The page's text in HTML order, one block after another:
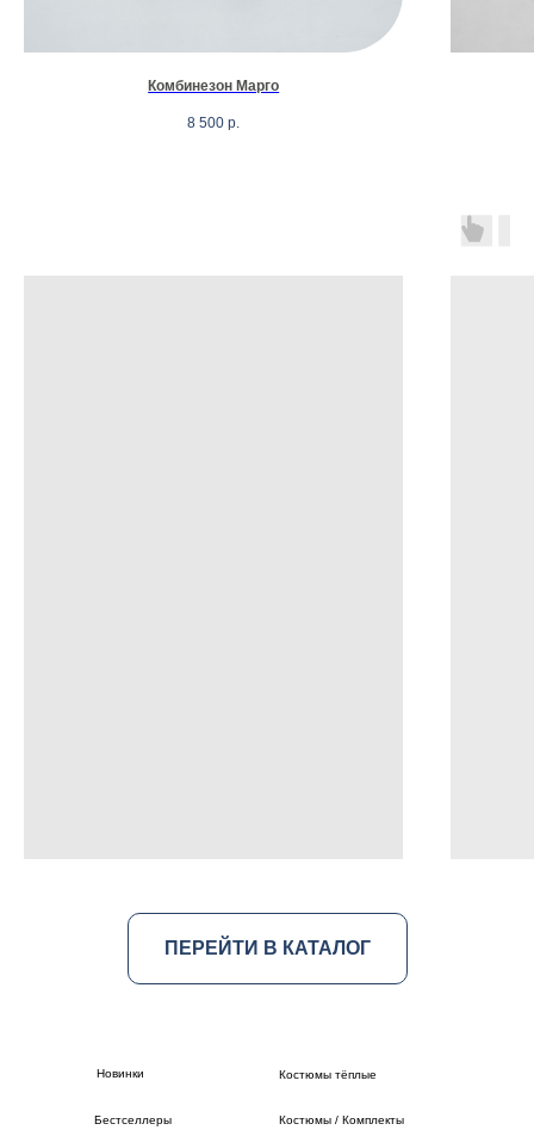
Комбинезон Марго
8 500 р.
ПЕРЕЙТИ В КАТАЛОГ
Костюмы / Комплекты
Костюмы тёплые
Бестселлеры
Новинки